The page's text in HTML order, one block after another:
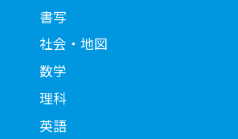
書写
社会・地図
数学
理科
英語